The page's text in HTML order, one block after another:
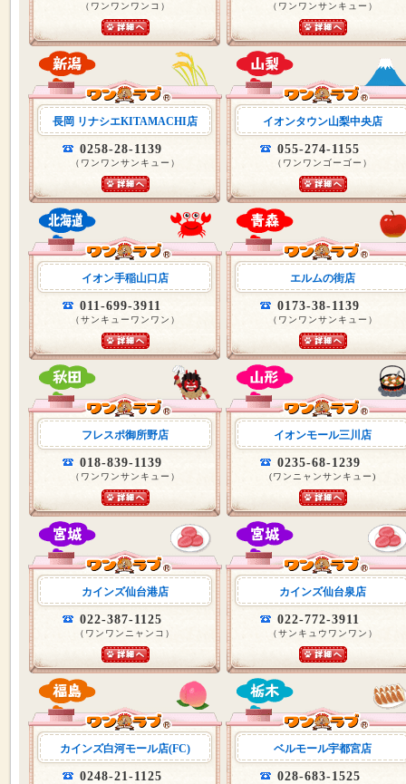
（ワンワンワンコ） （ワンワンサンキュー）
長岡 リナシエKITAMACHI店
0258-28-1139
（ワンワンサンキュー）
イオンタウン山梨中央店
055-274-1155
（ワンワンゴーゴー）
イオン手稲山口店
011-699-3911
（サンキューワンワン）
エルムの街店
0173-38-1139
（ワンワンサンキュー）
フレスポ御所野店
018-839-1139
（ワンワンサンキュー）
イオンモール三川店
0235-68-1239
(ワンニャンサンキュー)
カインズ仙台港店
022-387-1125
（ワンワンニャンコ）
カインズ仙台泉店
022-772-3911
（サンキュウワンワン）
カインズ白河モール店(FC)
0248-21-1125
ベルモール宇都宮店
028-683-1525